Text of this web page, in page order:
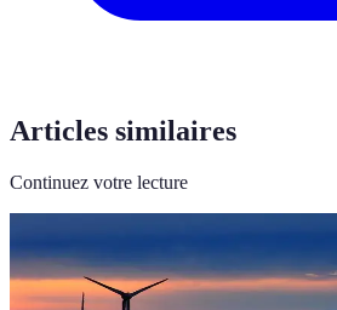
Articles similaires
Continuez votre lecture